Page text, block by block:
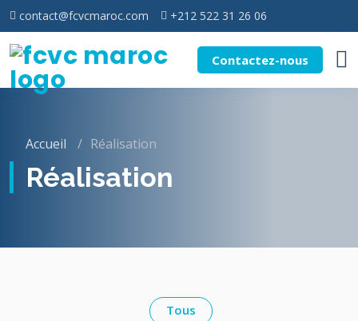
contact@fcvcmaroc.com +212 522 31 26 06
Contactez-nous
Accueil Réalisation
Réalisation
Tous